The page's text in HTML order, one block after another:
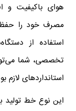
هوای باکیفیت و
مصرف خود را
استفاده از
تخصصی، شما
استانداردهای لازم
این نوع خط تولید